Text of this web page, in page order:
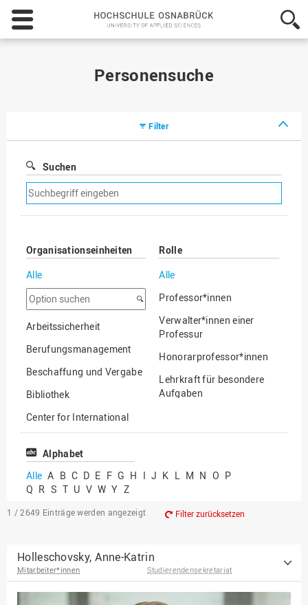
Hochschule
Osnabrück
-
Personensuche
Filter
Suchen
Suchfilter
entfernen
Organisationseinheiten
Alle
Option
suchen
Arbeitssicherheit
Berufungsmanagement
Beschaffung und Vergabe
Bibliothek
Center for International
Mobility
Center for International
Chancengerechtigkeit
eLearning Competence
EU-Büro
Fakultät
Agrarwissenschaften und
Rolle
Alle
Professor*innen
Verwalter*innen einer
Professur
Honorarprofessor*innen
Lehrkraft für besondere
Aufgaben
Professor*innen im
Alphabet
Alle A B C D E F G H I J K L M N O P
Q R S T U V W Y Z
1 / 2649 Einträge werden angezeigt Filter zurücksetzen
Holleschovsky, Anne-Katrin
Mitarbeiter*innen Studierendensekretariat